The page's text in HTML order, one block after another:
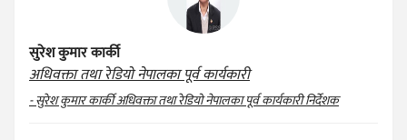
सुरेश कुमार कार्की
अधिवक्ता तथा रेडियो नेपालका पूर्व कार्यकारी
- सुरेश कुमार कार्की अधिवक्ता तथा रेडियो नेपालका पूर्व कार्यकारी निर्देशक